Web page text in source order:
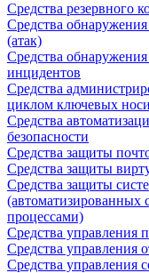
Средства резервного
Средства
(атак)
Средства
инцидентов
Средства
циклом ключевых
Средства
безопасности
Средства защиты
Средства защиты
Средства защиты
(автоматизированных
процессами)
Средства управления
Средства управления
Средства управления